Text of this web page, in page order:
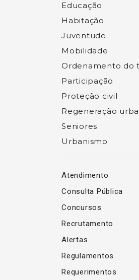
Educação
Habitação
Juventude
Mobilidade
Ordenamento do
Participação
Proteção civil
Regeneração
Seniores
Urbanismo
Atendimento
Consulta Pública
Concursos
Recrutamento
Alertas
Regulamentos
Requerimentos